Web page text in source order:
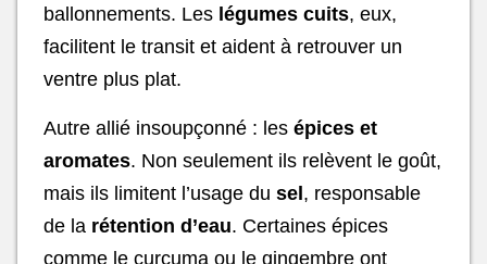
ballonnements. Les légumes cuits, eux,
facilitent le transit et aident à retrouver un
ventre plus plat.
Autre allié insoupçonné : les épices et
aromates. Non seulement ils relèvent le goût,
mais ils limitent l’usage du sel, responsable
de la rétention d’eau. Certaines épices
comme le curcuma ou le gingembre ont